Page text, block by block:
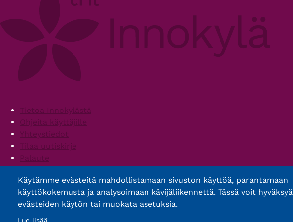
FooterTietoa Innokylästä
Ohjeita käyttäjille
Yhteystiedot
Tilaa uutiskirje
Palaute
Palvelun käyttöehdot
Saavutettavuusseloste
Käytämme evästeitä mahdollistamaan sivuston käyttöä, parantamaan
käyttökokemusta ja analysoimaan kävijäliikennettä. Tässä voit hyväksyä
evästeiden käytön tai muokata asetuksia.
Lue lisää